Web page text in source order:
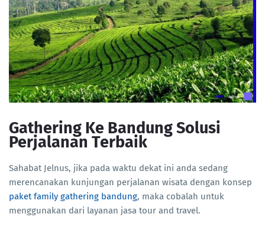
Gathering Ke Bandung Solusi
Perjalanan Terbaik
Sahabat Jelnus, jika pada waktu dekat ini anda sedang
merencanakan kunjungan perjalanan wisata dengan konsep
paket family gathering bandung, maka cobalah untuk
menggunakan dari layanan jasa tour and travel.